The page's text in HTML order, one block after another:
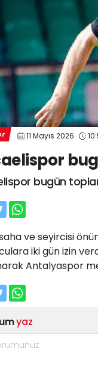
11 Mayıs 2026
bugün
ve seyircisi
iki gün izin
Antalyaspor
yaz